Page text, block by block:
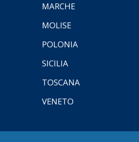
MARCHE
MOLISE
POLONIA
SICILIA
TOSCANA
VENETO